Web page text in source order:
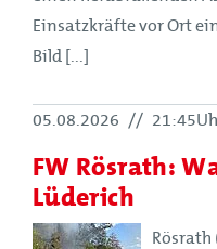
Einsatzkräfte vor Ort
Bild [...]
05.08.2026 //
FW Rösrath:
Lüderich
Rösrath